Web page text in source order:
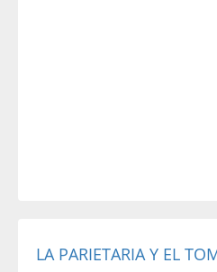
LA PARIETARIA Y EL